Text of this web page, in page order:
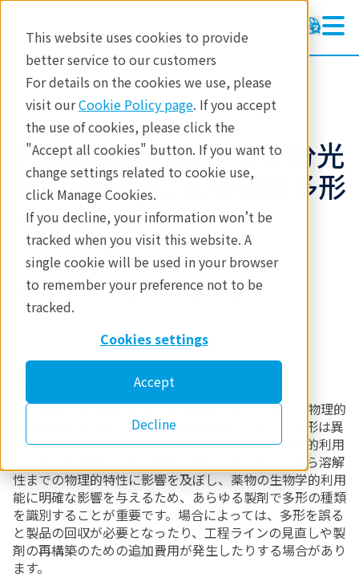
This website uses cookies to provide
better service to our customers
For details on the cookies we use, please
visit ourCookie Policy page. If you accept
the use of cookies, please click the
"Accept all cookies" button. If you want to
change settings related to cookie use,
click Manage Cookies.
If you decline, your information won’t be
tracked when you visit this website. A
single cookie will be used in your browser
to remember your preference not to be
tracked.
Cookies settings
Accept
Decline
製品
携帯型ラマン
アプリケーションノート
1064nm携帯型ラマン分光
計Progenyによる結晶多形
モニタリング
アプリケーションノート 2093805
はじめに
多形は同じ原子成分を持つ化学物質ですが、分子の物理的
配置は異なります。それらの構造の違いにより、多形は異
なる挙動をとります。これは製薬業界では、生物学的利用
能の変化を意味します。多形の変化は粒子サイズから溶解
性までの物理的特性に影響を及ぼし、薬物の生物学的利用
能に明確な影響を与えるため、あらゆる製剤で多形の種類
を識別することが重要です。場合によっては、多形を誤る
と製品の回収が必要となったり、工程ラインの見直しや製
剤の再構築のための追加費用が発生したりする場合があり
ます。